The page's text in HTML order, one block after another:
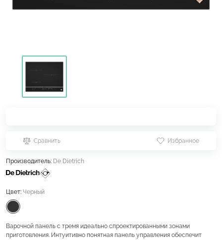
Сравнить Избранное
Производитель: De Dietrich
Цвет: Черный
Варочной панель с тремя идеально спроектированными зонами
приготовления. Интуитивно понятная панель управления обеспечит